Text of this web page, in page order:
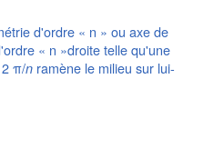
d'ordre « n » ou axe de
« n »droite telle qu'une
π/nramène le milieu sur lui-